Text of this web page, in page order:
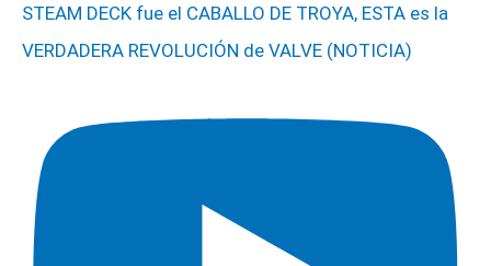
STEAM DECK fue el CABALLO DE TROYA, ESTA es la
VERDADERA REVOLUCIÓN de VALVE (NOTICIA)